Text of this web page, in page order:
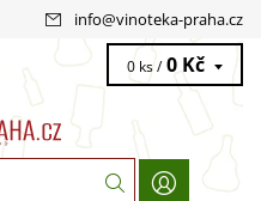
info@vinoteka-praha.cz
0 ks / 0 Kč